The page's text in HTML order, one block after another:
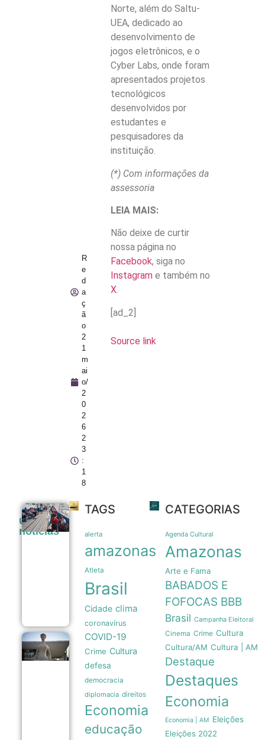
R
e
d
a
ç
ã
o
2
1
m
ai
o/
2
0
2
6
2
3
:
1
8
Norte, além do Saltu-
UEA, dedicado ao
desenvolvimento de
jogos eletrônicos, e o
Cyber Labs, onde foram
apresentados projetos
tecnológicos
desenvolvidos por
estudantes e
pesquisadores da
instituição.
(*) Com informações da
assessoria
LEIA MAIS:
Não deixe de curtir
nossa página no
Facebook, siga no
Instagram e também no
X.
[ad_2]
Source link
últimas
noticias
Vacinação
sarampo
Paulo
longas
filas em
postos da
08/08
mantém
proibição
e nega
encontro
Bolsonaro
filhos
TAGS
alerta
amazonas
Atleta
Brasil
Cidade clima
coronavírus
COVID-19
Crime Cultura
defesa
democracia
diplomacia direitos
Economia
educação
CATEGORIAS
Agenda Cultural
Amazonas
Arte e Fama
BABADOS E
FOFOCAS BBB
Brasil Campanha Eleitoral
Cinema Crime Cultura
Cultura/AM Cultura | AM
Destaque
Destaques
Economia
Economia | AM
Eleições
Eleições 2022